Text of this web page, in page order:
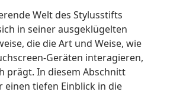
Welt des Stylusstifts
in seiner ausgeklügelten
die die Art und Weise, wie
Geräten interagieren,
prägt. In diesem Abschnitt
einen tiefen Einblick in die